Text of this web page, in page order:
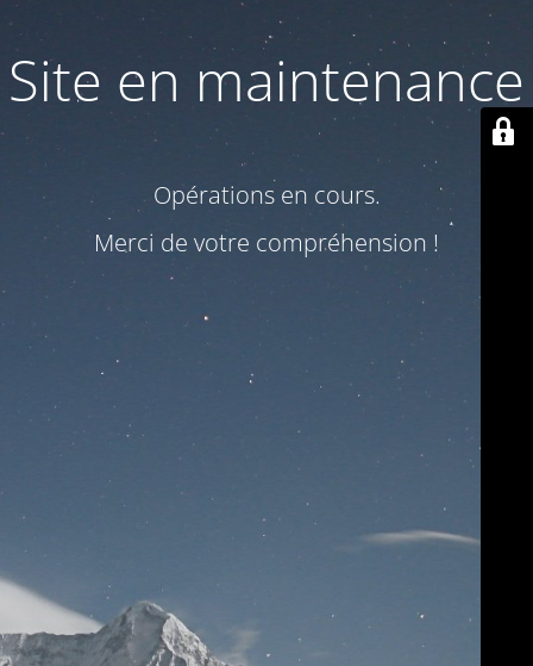
Site en maintenance
Opérations en cours.
Merci de votre compréhension !